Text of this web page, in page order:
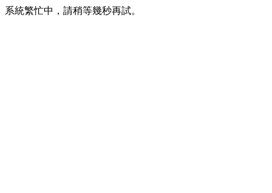
系統繁忙中，請稍等幾秒再試。